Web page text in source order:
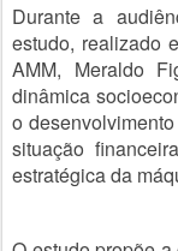
Durante a
estudo, realizado
AMM, Meraldo
dinâmica
o
situação
estratégica da